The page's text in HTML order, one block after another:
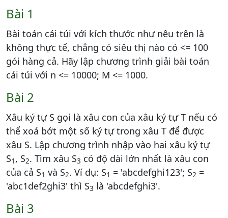
Bài 1
Bài toán cái túi với kích thước như nêu trên là
không thực tế, chẳng có siêu thị nào có <= 100
gói hàng cả. Hãy lập chương trình giải bài toán
cái túi với n <= 10000; M <= 1000.
Bài 2
Xâu ký tự S gọi là xâu con của xâu ký tự T nếu có
thể xoá bớt một số ký tự trong xâu T để được
xâu S. Lập chương trình nhập vào hai xâu ký tự
S1 , S2. Tìm xâu S3 có độ dài lớn nhất là xâu con
của cả S1 và S2. Ví dụ: S1 = 'abcdefghi123'; S2 =
'abc1def2ghi3' thì S3 là 'abcdefghi3'.
Bài 3